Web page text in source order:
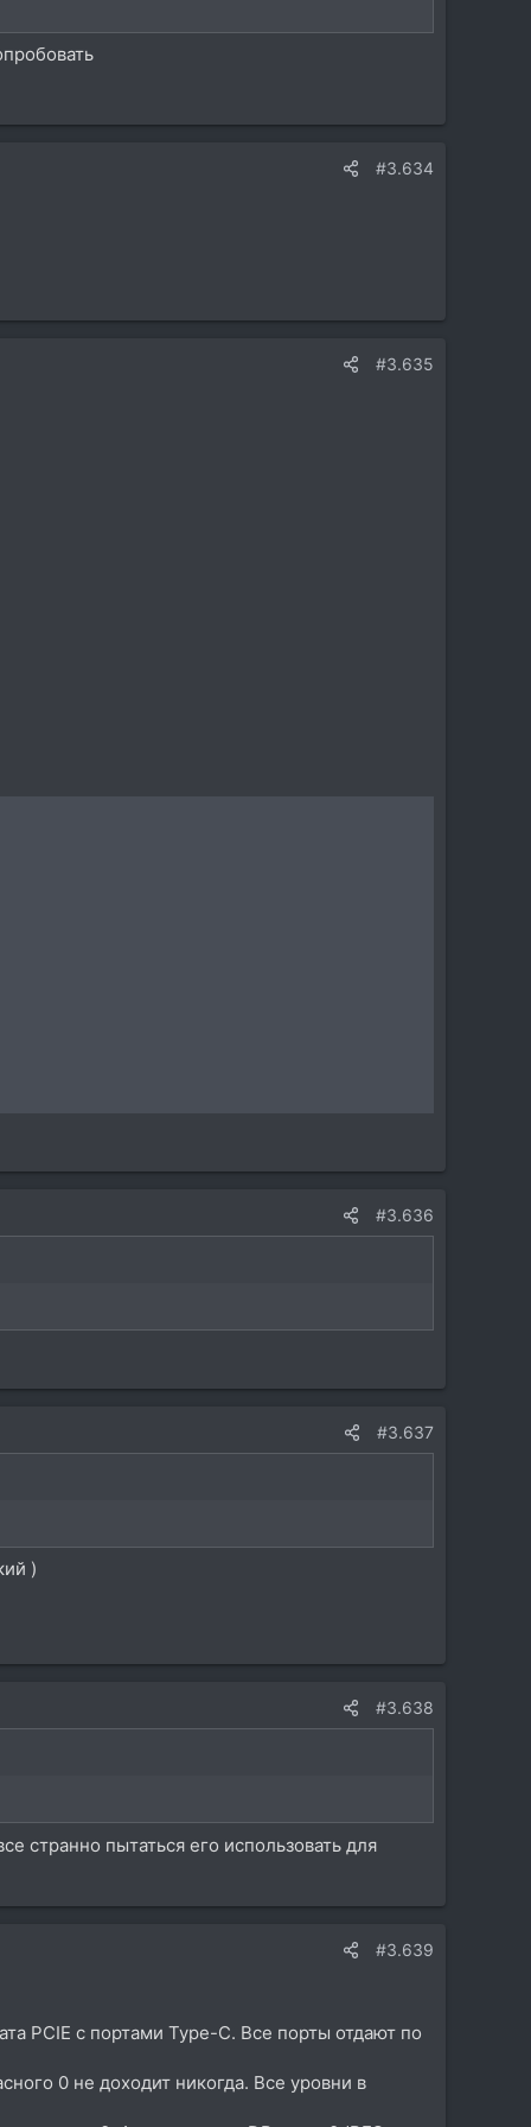
#3.634
#3.635
#3.636
#3.637
)
#3.638
странно пытаться его использовать для
#3.639
PCIE с портами Type-C. Все порты отдают по
0 не доходит никогда. Все уровни в